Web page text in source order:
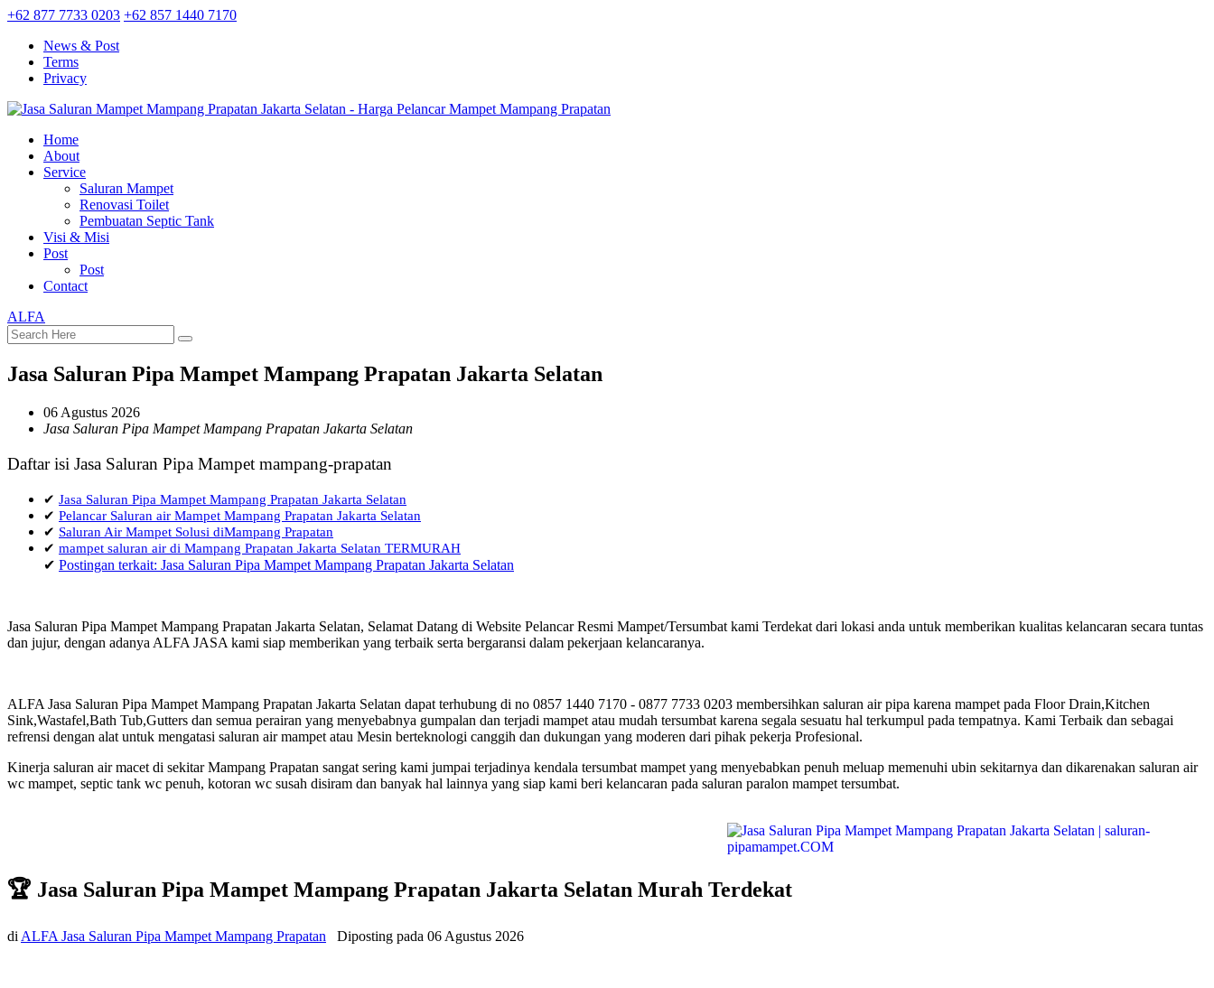
+62 877 7733 0203 +62 857 1440 7170
News & Post
Terms
Privacy
Home
About
Service
Saluran Mampet
Renovasi Toilet
Pembuatan Septic Tank
Visi & Misi
Post
Post
Contact
ALFA
Jasa Saluran Pipa Mampet Mampang Prapatan Jakarta Selatan
06 Agustus 2026
Jasa Saluran Pipa Mampet Mampang Prapatan Jakarta Selatan
Daftar isi Jasa Saluran Pipa Mampet mampang-prapatan
✔ Jasa Saluran Pipa Mampet Mampang Prapatan Jakarta Selatan
✔ Pelancar Saluran air Mampet Mampang Prapatan Jakarta Selatan
✔ Saluran Air Mampet Solusi diMampang Prapatan
✔ mampet saluran air di Mampang Prapatan Jakarta Selatan TERMURAH
✔ Postingan terkait: Jasa Saluran Pipa Mampet Mampang Prapatan Jakarta Selatan
Jasa Saluran Pipa Mampet Mampang Prapatan Jakarta Selatan, Selamat Datang di Website Pelancar Resmi Mampet/Tersumbat kami Terdekat dari lokasi anda untuk memberikan kualitas kelancaran secara tuntas
dan jujur, dengan adanya ALFA JASA kami siap memberikan yang terbaik serta bergaransi dalam pekerjaan kelancaranya.
ALFA Jasa Saluran Pipa Mampet Mampang Prapatan Jakarta Selatan dapat terhubung di no 0857 1440 7170 - 0877 7733 0203 membersihkan saluran air pipa karena mampet pada Floor Drain,Kitchen
Sink,Wastafel,Bath Tub,Gutters dan semua perairan yang menyebabnya gumpalan dan terjadi mampet atau mudah tersumbat karena segala sesuatu hal terkumpul pada tempatnya. Kami Terbaik dan sebagai
refrensi dengan alat untuk mengatasi saluran air mampet atau Mesin berteknologi canggih dan dukungan yang moderen dari pihak pekerja Profesional.
Kinerja saluran air macet di sekitar Mampang Prapatan sangat sering kami jumpai terjadinya kendala tersumbat mampet yang menyebabkan penuh meluap memenuhi ubin sekitarnya dan dikarenakan saluran air
wc mampet, septic tank wc penuh, kotoran wc susah disiram dan banyak hal lainnya yang siap kami beri kelancaran pada saluran paralon mampet tersumbat.
🏆 Jasa Saluran Pipa Mampet Mampang Prapatan Jakarta Selatan Murah Terdekat
di ALFA Jasa Saluran Pipa Mampet Mampang Prapatan Diposting pada 06 Agustus 2026